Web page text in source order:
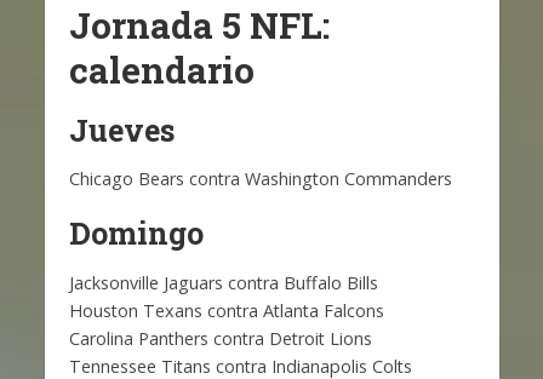
Jornada 5 NFL:
calendario
Jueves
Chicago Bears contra Washington Commanders
Domingo
Jacksonville Jaguars contra Buffalo Bills
Houston Texans contra Atlanta Falcons
Carolina Panthers contra Detroit Lions
Tennessee Titans contra Indianapolis Colts